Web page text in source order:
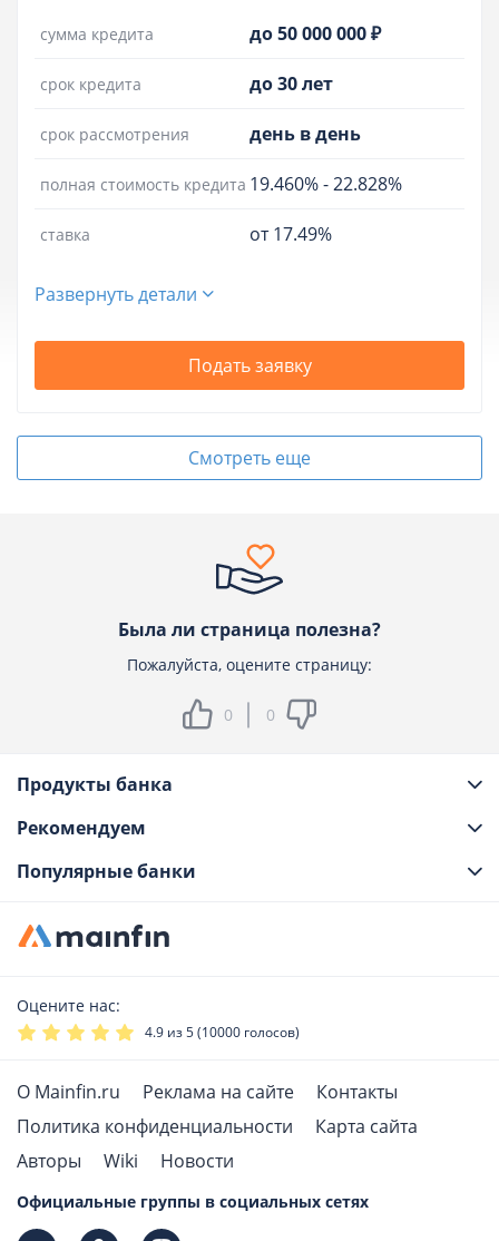
сумма кредита до 50 000 000 ₽
срок кредита до 30 лет
срок рассмотрения день в день
полная стоимость кредита 19.460%-22.828%
ставка от 17.49%
Развернуть детали
Подать заявку
Смотреть еще
Была ли страница полезна?
Пожалуйста, оцените страницу:
0 0
Продукты банка
Рекомендуем
Популярные банки
Оцените нас:
4.9 из 5 (10000 голосов)
О Mainfin.ru Реклама на сайте
Контакты
Политика конфиденциальности
Карта сайта
Авторы
Wiki Новости
Официальные группы в социальных сетях